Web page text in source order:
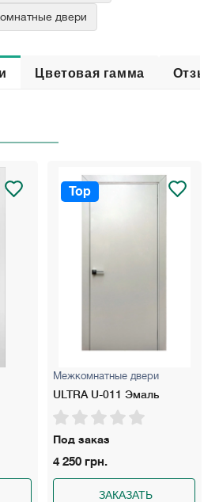
двери
Цветовая гамма
Top
Межкомнатные двери
ULTRA U-011 Эмаль
Под заказ
4 250 грн.
ЗАКАЗАТЬ